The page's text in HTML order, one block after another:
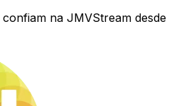
confiam na JMVStream desde